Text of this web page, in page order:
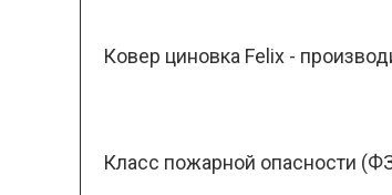
Ковер циновка Felix -
Класс пожарной опасности